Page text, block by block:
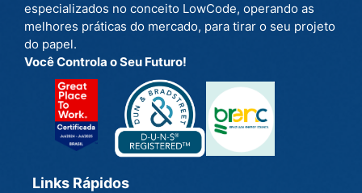
especializados no conceito LowCode, operando as
melhores práticas do mercado, para tirar o seu projeto
do papel.
Você Controla o Seu Futuro!
Links Rápidos